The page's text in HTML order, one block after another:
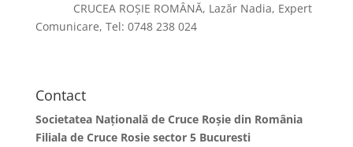
CRUCEA ROȘIE ROMÂNĂ, Lazăr Nadia, Expert
Comunicare, Tel: 0748 238 024
Contact
Societatea Naţională de Cruce Roşie din România
Filiala de Cruce Rosie sector 5 Bucuresti